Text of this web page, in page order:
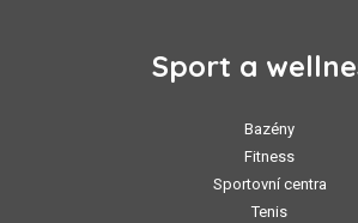
Sport a
Bazény
Fitness
Sportovní centra
Tenis